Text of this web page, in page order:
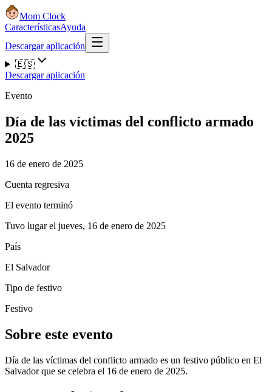
Mom Clock
CaracterísticasAyuda
Descargar aplicación
🇪🇸
Descargar aplicación
Evento
Día de las víctimas del conflicto armado
2025
16 de enero de 2025
Cuenta regresiva
El evento terminó
Tuvo lugar el jueves, 16 de enero de 2025
País
El Salvador
Tipo de festivo
Festivo
Sobre este evento
Día de las víctimas del conflicto armado es un festivo público en El
Salvador que se celebra el 16 de enero de 2025.